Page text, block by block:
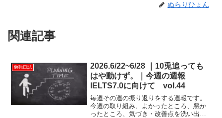
ぬらりひょん
関連記事
勉強日誌
2026.6/22~6/28 ｜10兎追っても
はや動けず。｜今週の週報
IELTS7.0に向けて vol.44
毎週その週の振り返りをする週報です。
今週の取り組み、よかったところ、悪か
ったところ、気づき・改善点を洗い出